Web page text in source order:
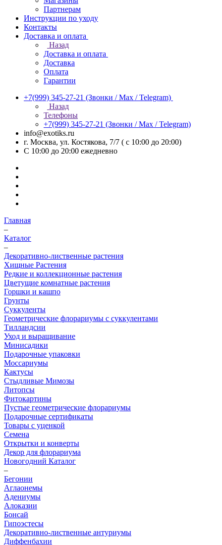
Партнерам
Инструкции по уходу
Контакты
Доставка и оплата
Назад
Доставка и оплата
Доставка
Оплата
Гарантии
+7(999) 345-27-21 (Звонки / Max / Telegram)
Назад
Телефоны
+7(999) 345-27-21 (Звонки / Max / Telegram)
info@exotiks.ru
г. Москва, ул. Костякова, 7/7 ( с 10:00 до 20:00)
С 10:00 до 20:00 ежедневно
Главная
–
Каталог
–
Декоративно-лиственные растения
Хищные Растения
Редкие и коллекционные растения
Цветущие комнатные растения
Горшки и кашпо
Грунты
Суккуленты
Геометрические флорариумы с суккулентами
Тилландсии
Уход и выращивание
Минисадики
Подарочные упаковки
Моссариумы
Кактусы
Стыдливые Мимозы
Литопсы
Фитокартины
Пустые геометрические флорариумы
Подарочные сертификаты
Товары с уценкой
Семена
Открытки и конверты
Декор для флорариума
Новогодний Каталог
–
Бегонии
Аглаонемы
Адениумы
Алоказии
Бонсай
Гипоэстесы
Декоративно-лиственные антуриумы
Диффенбахии